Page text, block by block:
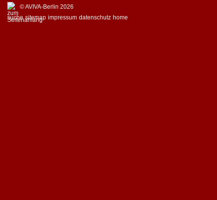
© AVIVA-Berlin 2026
suche sitemap impressum datenschutz home